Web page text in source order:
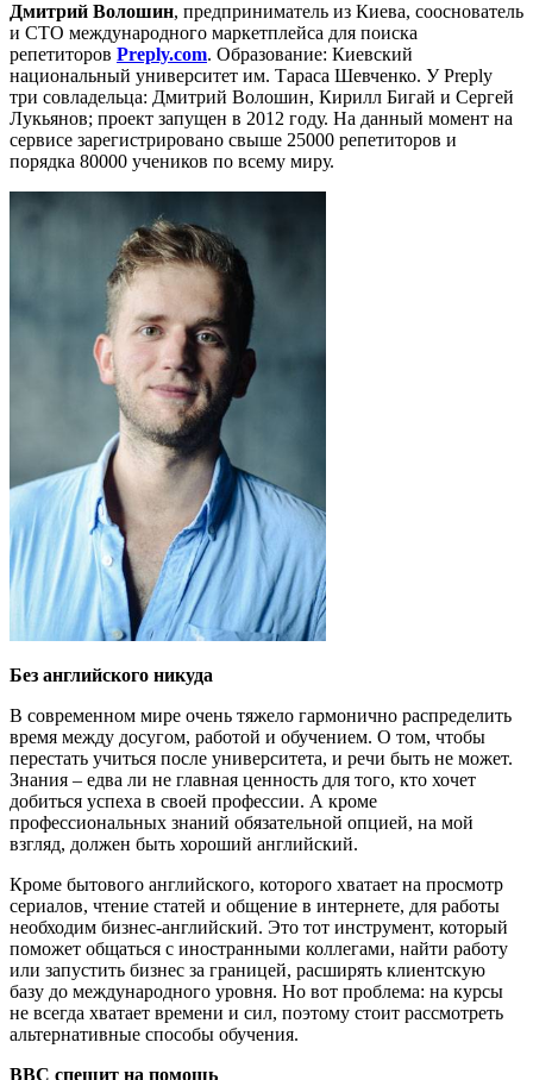
Дмитрий Волошин, предприниматель из Киева, сооснователь
и СТО международного маркетплейса для поиска
репетиторов Preply.com. Образование: Киевский
национальный университет им. Тараса Шевченко. У Preply
три совладельца: Дмитрий Волошин, Кирилл Бигай и Сергей
Лукьянов; проект запущен в 2012 году. На данный момент на
сервисе зарегистрировано свыше 25000 репетиторов и
порядка 80000 учеников по всему миру.
Без английского никуда
В современном мире очень тяжело гармонично распределить
время между досугом, работой и обучением. О том, чтобы
перестать учиться после университета, и речи быть не может.
Знания – едва ли не главная ценность для того, кто хочет
добиться успеха в своей профессии. А кроме
профессиональных знаний обязательной опцией, на мой
взгляд, должен быть хороший английский.
Кроме бытового английского, которого хватает на просмотр
сериалов, чтение статей и общение в интернете, для работы
необходим бизнес-английский. Это тот инструмент, который
поможет общаться с иностранными коллегами, найти работу
или запустить бизнес за границей, расширять клиентскую
базу до международного уровня. Но вот проблема: на курсы
не всегда хватает времени и сил, поэтому стоит рассмотреть
альтернативные способы обучения.
ВВС спешит на помощь